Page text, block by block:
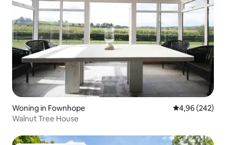
Woning in Fownhope Gemiddelde
4,96 (242)
Walnut Tree House